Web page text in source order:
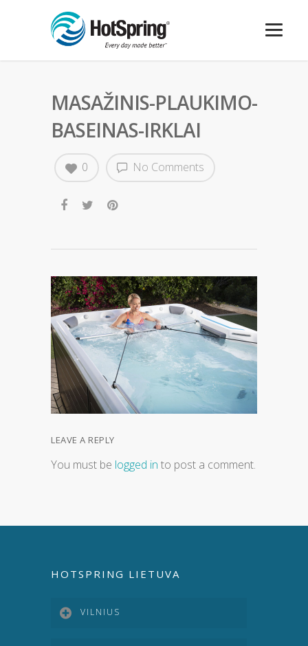
MASAŽINIS-PLAUKIMO-
BASEINAS-IRKLAI
No Comments
0
LEAVE A REPLY
You must be logged in to post a comment.
HOTSPRING LIETUVA
VILNIUS